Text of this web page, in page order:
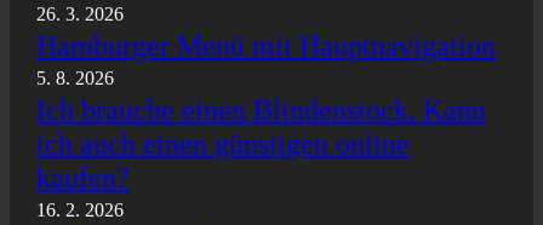
26. 3. 2026
Hamburger Menü mit Hauptnavigation
5. 8. 2026
Ich brauche einen Blindenstock. Kann
ich auch einen günstigen online
kaufen?
16. 2. 2026